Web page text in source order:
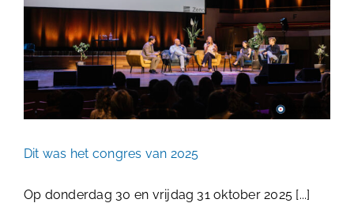
Dit was het congres van 2025
Nieuws
Dit was het congres van 2025
Op donderdag 30 en vrijdag 31 oktober 2025 [...]